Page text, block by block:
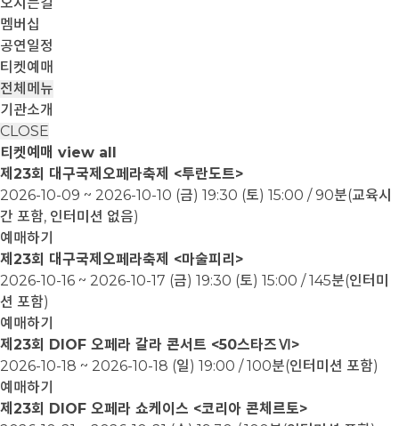
멤버십
공연일정
티켓예매
전체메뉴
기관소개
CLOSE
티켓예매 view all
제23회 대구국제오페라축제 <투란도트>
2026-10-09 ~ 2026-10-10 (금) 19:30 (토) 15:00 / 90분(교육시
간 포함, 인터미션 없음)
예매하기
제23회 대구국제오페라축제 <마술피리>
2026-10-16 ~ 2026-10-17 (금) 19:30 (토) 15:00 / 145분(인터미
션 포함)
예매하기
제23회 DIOF 오페라 갈라 콘서트 <50스타즈Ⅵ>
2026-10-18 ~ 2026-10-18 (일) 19:00 / 100분(인터미션 포함)
예매하기
제23회 DIOF 오페라 쇼케이스 <코리아 콘체르토>